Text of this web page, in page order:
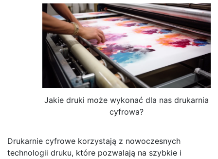
Jakie druki może wykonać dla nas drukarnia
cyfrowa?
Drukarnie cyfrowe korzystają z nowoczesnych
technologii druku, które pozwalają na szybkie i